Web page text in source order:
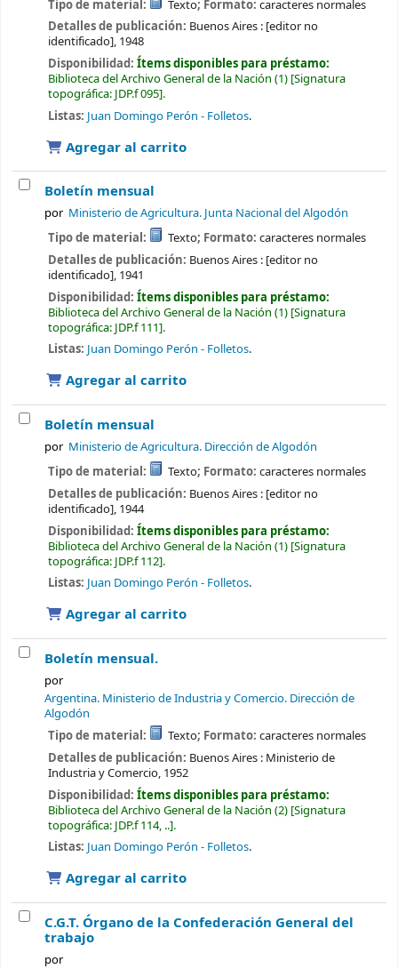
Tipo de material: Texto; Formato:caracteres normales
Detalles de publicación: Buenos Aires : [editor no
identificado], 1948
Disponibilidad: Ítems disponibles para préstamo:
Biblioteca del Archivo General de la Nación (1) Signatura
topográfica: JDP.f 095 .
Listas: Juan Domingo Perón - Folletos.
Agregar al carrito
Boletín mensual
por Ministerio de Agricultura. Junta Nacional del Algodón
Tipo de material: Texto; Formato:caracteres normales
Detalles de publicación: Buenos Aires : [editor no
identificado], 1941
Disponibilidad: Ítems disponibles para préstamo:
Biblioteca del Archivo General de la Nación (1) Signatura
topográfica: JDP.f 111 .
Listas: Juan Domingo Perón - Folletos.
Agregar al carrito
Boletín mensual
por Ministerio de Agricultura. Dirección de Algodón
Tipo de material: Texto; Formato:caracteres normales
Detalles de publicación: Buenos Aires : [editor no
identificado], 1944
Disponibilidad: Ítems disponibles para préstamo:
Biblioteca del Archivo General de la Nación (1) Signatura
topográfica: JDP.f 112 .
Listas: Juan Domingo Perón - Folletos.
Agregar al carrito
Boletín mensual.
por
Argentina. Ministerio de Industria y Comercio. Dirección de
Algodón
Tipo de material: Texto; Formato:caracteres normales
Detalles de publicación: Buenos Aires : Ministerio de
Industria y Comercio, 1952
Disponibilidad: Ítems disponibles para préstamo:
Biblioteca del Archivo General de la Nación (2) Signatura
topográfica: JDP.f 114, .. .
Listas: Juan Domingo Perón - Folletos.
Agregar al carrito
C.G.T. Órgano de la Confederación General del
trabajo
por